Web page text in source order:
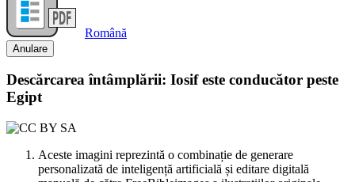
Română
Anulare
Descărcarea întâmplării: Iosif este conducător peste
Egipt
Aceste imagini reprezintă o combinație de generare
personalizată de inteligență artificială și editare digitală